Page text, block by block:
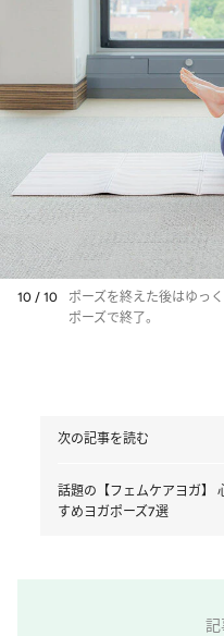
10 / 10
ポーズを終えた後はゆっ
ポーズで終了。
次の記事を読む
話題の【フェムケアヨガ】
すめヨガポーズ7選
記